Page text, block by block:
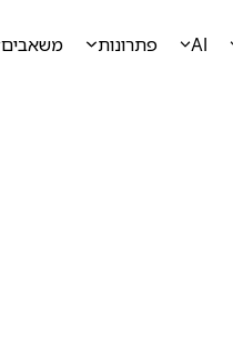
AI פתרונות משאבים